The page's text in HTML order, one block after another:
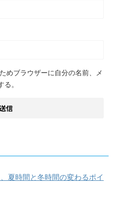
めブラウザーに自分の名前、メ
。
夏時間と冬時間の変わるポイ